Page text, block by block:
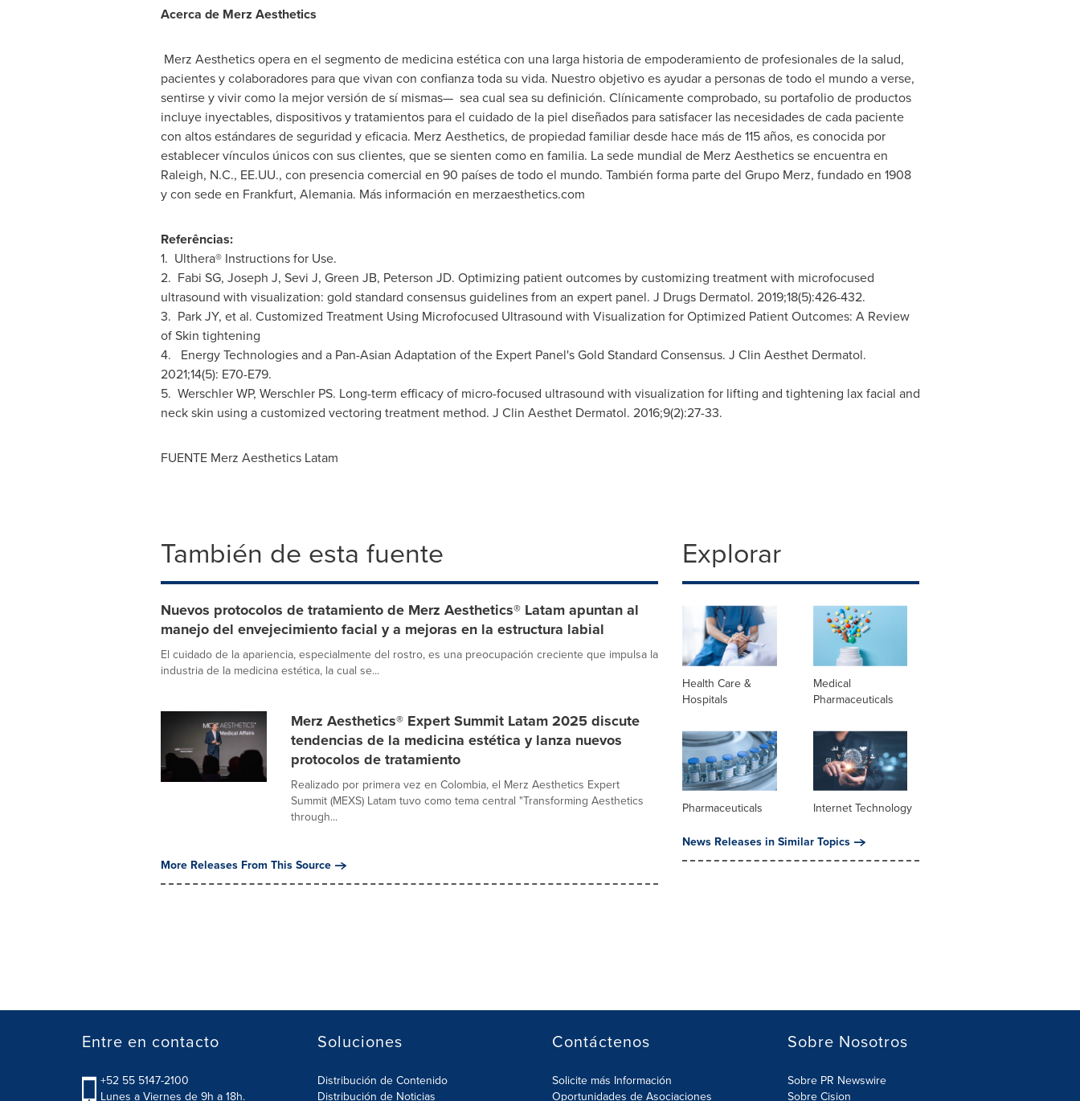
Acerca de Merz Aesthetics
Merz Aesthetics opera en el segmento de medicina estética con una larga historia de empoderamiento de profesionales de la salud,
pacientes y colaboradores para que vivan con confianza toda su vida. Nuestro objetivo es ayudar a personas de todo el mundo a verse,
sentirse y vivir como la mejor versión de sí mismas— sea cual sea su definición. Clínicamente comprobado, su portafolio de productos
incluye inyectables, dispositivos y tratamientos para el cuidado de la piel diseñados para satisfacer las necesidades de cada paciente
con altos estándares de seguridad y eficacia. Merz Aesthetics, de propiedad familiar desde hace más de 115 años, es conocida por
establecer vínculos únicos con sus clientes, que se sienten como en familia. La sede mundial de Merz Aesthetics se encuentra en
Raleigh, N.C., EE.UU., con presencia comercial en 90 países de todo el mundo. También forma parte del Grupo Merz, fundado en 1908
y con sede en Frankfurt, Alemania. Más información en merzaesthetics.com
Referências:
1. Ulthera® Instructions for Use.
2. Fabi SG, Joseph J, Sevi J, Green JB, Peterson JD. Optimizing patient outcomes by customizing treatment with microfocused
ultrasound with visualization: gold standard consensus guidelines from an expert panel. J Drugs Dermatol. 2019;18(5):426-432.
3. Park JY, et al. Customized Treatment Using Microfocused Ultrasound with Visualization for Optimized Patient Outcomes: A Review
of Skin tightening
4. Energy Technologies and a Pan-Asian Adaptation of the Expert Panel's Gold Standard Consensus. J Clin Aesthet Dermatol.
2021;14(5): E70-E79.
5. Werschler WP, Werschler PS. Long-term efficacy of micro-focused ultrasound with visualization for lifting and tightening lax facial and
neck skin using a customized vectoring treatment method. J Clin Aesthet Dermatol. 2016;9(2):27-33.
FUENTE Merz Aesthetics Latam
También de esta fuente
Nuevos protocolos de tratamiento de Merz Aesthetics® Latam apuntan al
manejo del envejecimiento facial y a mejoras en la estructura labial
El cuidado de la apariencia, especialmente del rostro, es una preocupación creciente que impulsa la
industria de la medicina estética, la cual se...
Merz Aesthetics® Expert Summit Latam 2025 discute
tendencias de la medicina estética y lanza nuevos
protocolos de tratamiento
Realizado por primera vez en Colombia, el Merz Aesthetics Expert
Summit (MEXS) Latam tuvo como tema central "Transforming Aesthetics
through...
More Releases From This Source
Explorar
Health Care &
Hospitals
Medical
Pharmaceuticals
Pharmaceuticals
Internet Technology
News Releases in Similar Topics
Entre en contacto
+52 55 5147-2100
Lunes a Viernes de 9h a 18h.
Soluciones
Distribución de Contenido
Distribución de Noticias
Contáctenos
Solicite más Información
Oportunidades de Asociaciones
Sobre Nosotros
Sobre PR Newswire
Sobre Cision